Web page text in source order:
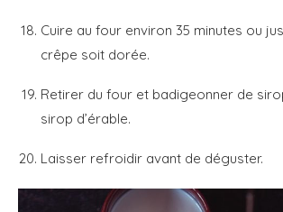
Cuire au four environ 35 minutes ou
crêpe soit dorée.
Retirer du four et badigeonner de
sirop d’érable.
Laisser refroidir avant de déguster.